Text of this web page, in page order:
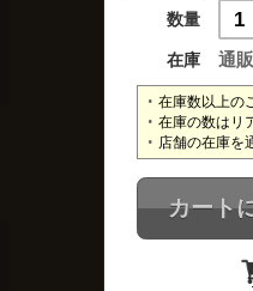
数量
在庫
通販
在庫数以上の
在庫の数はリ
店舗の在庫を
カート